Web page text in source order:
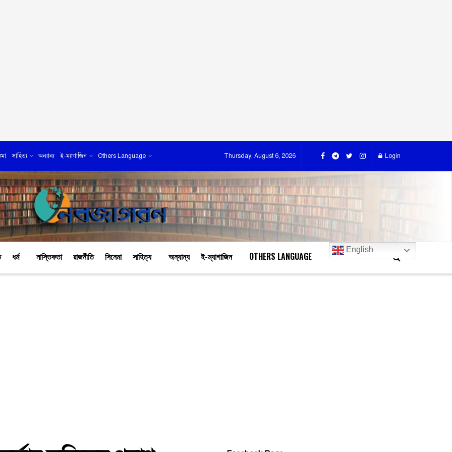
সাহিত্য অন্যান্য ই-ম্যাগাজিন Others Language Thursday, August 6, 2026 Login
ধর্ম নাস্তিকতা রাজনীতি সিনেমা সাহিত্য অন্যান্য ই-ম্যাগাজিন OTHERS LANGUAGE
English